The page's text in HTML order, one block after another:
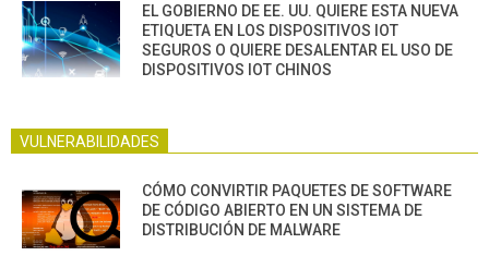
EL GOBIERNO DE EE. UU. QUIERE ESTA NUEVA
ETIQUETA EN LOS DISPOSITIVOS IOT
SEGUROS O QUIERE DESALENTAR EL USO DE
DISPOSITIVOS IOT CHINOS
VULNERABILIDADES
CÓMO CONVIRTIR PAQUETES DE SOFTWARE
DE CÓDIGO ABIERTO EN UN SISTEMA DE
DISTRIBUCIÓN DE MALWARE